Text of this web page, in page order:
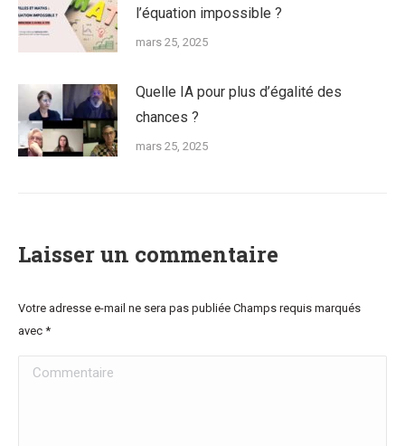
l’équation impossible ?
mars 25, 2025
Quelle IA pour plus d’égalité des
chances ?
mars 25, 2025
Laisser un commentaire
Votre adresse e-mail ne sera pas publiée Champs requis marqués
avec *
Commentaire